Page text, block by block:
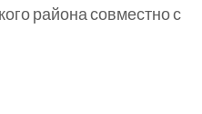
района совместно с